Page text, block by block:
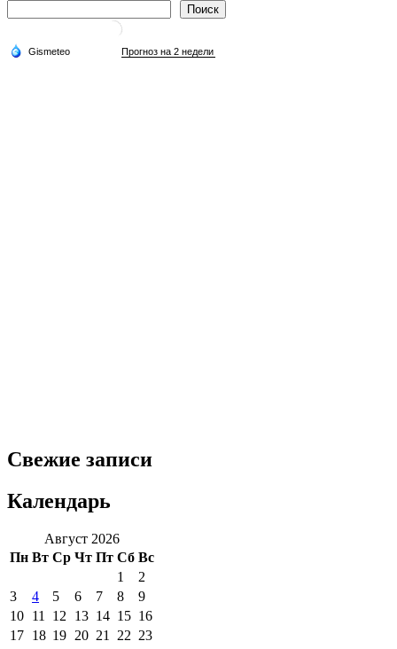
Поиск
Свежие записи
Календарь
Август 2026
Пн Вт Ср Чт Пт Сб Вс
1
2
3
4 5 6 7 8
9
10 11 12 13 14 15 16
17 18 19 20 21 22 23